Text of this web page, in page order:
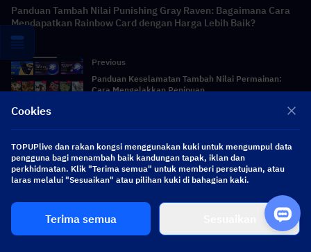
Panduan Tambah Nilai Punishing Gray Raven: Bagaimana Cara
Mendapatkan Rainbow Card dengan Harga Lebih Baik?
Previous
Panduan Keselamatan Tambah Nilai Permainan:
Cara Mengelakkan Penipuan
Panduan Silven AFK Journey – Kemahiran, Magic
Charm Terbaik, Keutamaan Senjata EX & Pasukan
AMERIKA SYARIKAT - USD
Cookies
TOPUPlive dan rakan kongsi menggunakan kuki untuk mengumpul data
pengguna bagi menambah baik kandungan tapak, iklan dan
perkhidmatan. Klik "Terima semua" untuk memberi persetujuan, atau
laras melalui "Sesuaikan" atau pilihan kuki di bahagian kaki.
Terima semua